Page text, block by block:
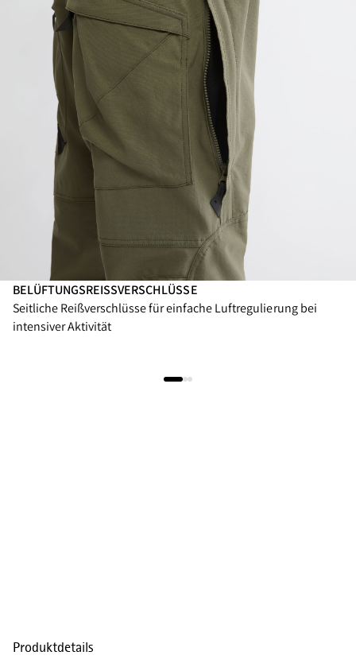
BELÜFTUNGSREISSVERSCHLÜSSE
Seitliche Reißverschlüsse für einfache Luftregulierung bei
intensiver Aktivität
Produktdetails